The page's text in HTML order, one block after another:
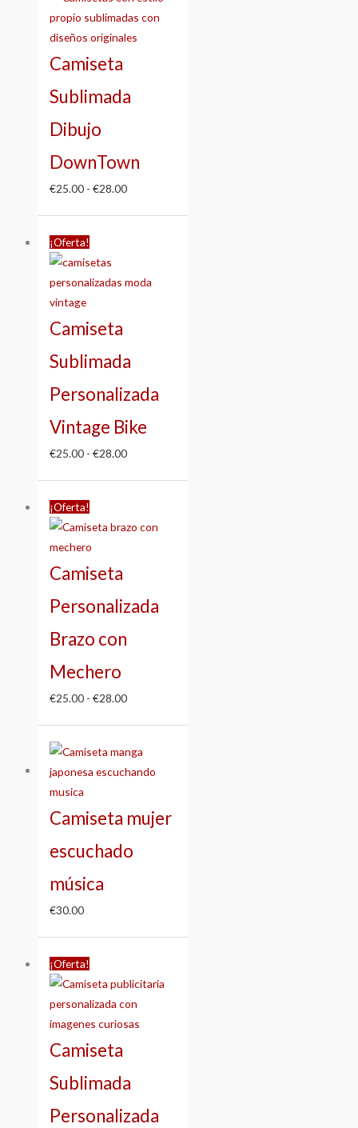
Camiseta
Sublimada
Dibujo
DownTown
€25.00 - €28.00
desde
€25.00
¡Oferta!
Camiseta
Sublimada
Personalizada
Vintage Bike
€25.00 - €28.00
desde
¡Oferta!
Camiseta
Personalizada
Brazo con
Mechero
€25.00 - €28.00
precios:
€28.00
Camiseta mujer
escuchado
música
€30.00
¡Oferta!
Camiseta
Sublimada
Personalizada
precios:
desde
€25.00